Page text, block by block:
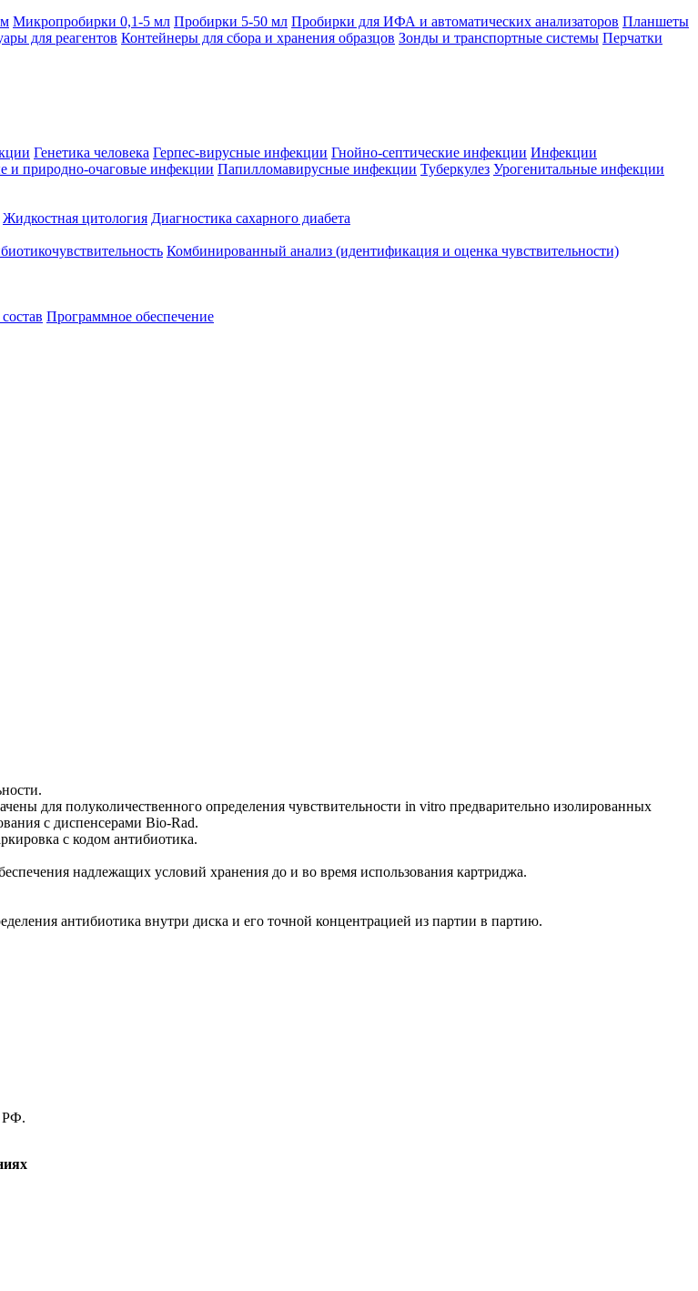
Микропробирки 0,1-5 мл Пробирки 5-50 мл Пробирки для ИФА и автоматических анализаторов Планшеты
для реагентов Контейнеры для сбора и хранения образцов Зонды и транспортные системы Перчатки
Генетика человека Герпес-вирусные инфекции Гнойно-септические инфекции Инфекции
и природно-очаговые инфекции Папилломавирусные инфекции Туберкулез Урогенитальные инфекции
Жидкостная цитология Диагностика сахарного диабета
Комбинированный анализ (идентификация и оценка чувствительности)
Программное обеспечение
для полуколичественного определения чувствительности in vitro предварительно изолированных
с диспенсерами Bio-Rad.
с кодом антибиотика.
надлежащих условий хранения до и во время использования картриджа.
антибиотика внутри диска и его точной концентрацией из партии в партию.
РФ.